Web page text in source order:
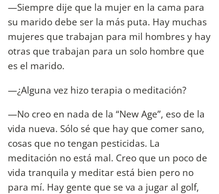
—Siempre dije que la mujer en la cama para
su marido debe ser la más puta. Hay muchas
mujeres que trabajan para mil hombres y hay
otras que trabajan para un solo hombre que
es el marido.
—¿Alguna vez hizo terapia o meditación?
—No creo en nada de la “New Age”, eso de la
vida nueva. Sólo sé que hay que comer sano,
cosas que no tengan pesticidas. La
meditación no está mal. Creo que un poco de
vida tranquila y meditar está bien pero no
para mí. Hay gente que se va a jugar al golf,